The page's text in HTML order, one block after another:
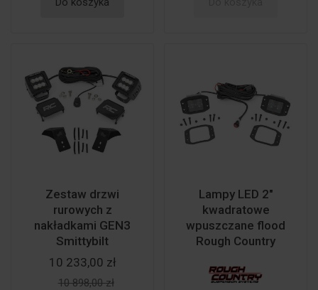
Zestaw drzwi
rurowych z
nakładkami GEN3
Smittybilt
10 233,00 zł
10 898,00 zł
Lampy LED 2"
kwadratowe
wpuszczane flood
Rough Country